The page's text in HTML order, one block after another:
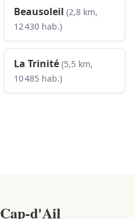
Beausoleil (2,8 km,
12 430 hab.)
La Trinité (5,5 km,
10 485 hab.)
Cap-d'Ail